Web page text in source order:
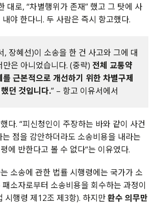
대로, “차별행위가 존재”했고 그 탓에 사
야 한다니. 두 사람은 즉시 항고했다.
, 장혜선)이 소송을 한 건 사고와 그에 대
은 아니었습니다. (중략) 전체 교통약
근본적으로 개선하기 위한 차별구제
던 것입니다.” – 항고 이유서에서
다. “피신청인이 주장하는 바와 같이 사건
점을 감안하더라도 소송비용을 내라는
에 반한다고 볼 수 없다“는 이유였다.
소송에 관한 법률 시행령에는 국가가 소
소자로부터 소송비용을 회수하는 과정이
시행령 제12조 제3항). 하지만환수 의무만